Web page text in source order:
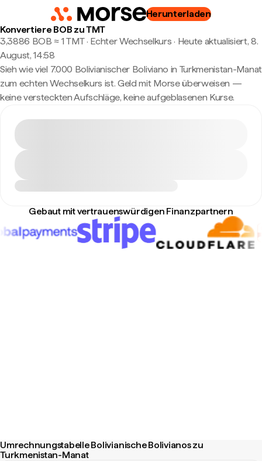
Herunterladen
Konvertiere BOB zu TMT
3,3886 BOB ≈ 1 TMT · Echter Wechselkurs · Heute aktualisiert, 8.
August, 14:58
Sieh wie viel 7.000 Bolivianischer Boliviano in Turkmenistan-Manat
zum echten Wechselkurs ist. Geld mit Morse überweisen —
keine versteckten Aufschläge, keine aufgeblasenen Kurse.
Gebaut mit vertrauenswürdigen Finanzpartnern
Umrechnungstabelle Bolivianische Bolivianos zu
Turkmenistan-Manat